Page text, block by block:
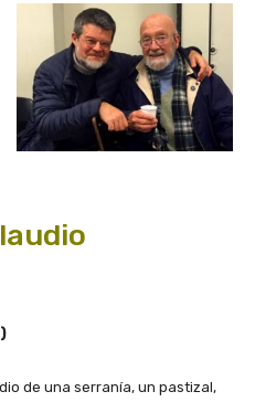
de una serranía, un pastizal,